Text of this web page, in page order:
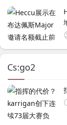
Cs:go2